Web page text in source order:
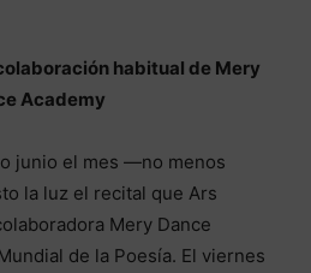
habitual de Mery
Academy
junio el mes —no menos
la luz el recital que Ars
Mery Dance
de la Poesía. El viernes